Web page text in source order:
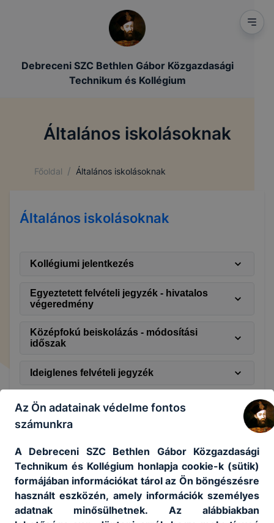
Debreceni SZC Bethlen Gábor Közgazdasági
Technikum és Kollégium
Általános iskolásoknak
Főoldal / Általános iskolásoknak
Általános iskolásoknak
Kollégiumi jelentkezés
Egyeztetett felvételi jegyzék - hivatalos
végeredmény
Középfokú beiskolázás - módosítási
időszak
Ideiglenes felvételi jegyzék
Központi felvételi eljárás - szóbeli felvételi
tájékoztató és a szóbeli beosztás
tájékoztató
Központi felvételi eljárás - írásbeli vizsga
előzetes eredmények
Központi felvételi eljárás - írásbeli vizsga
Az Ön adatainak védelme fontos
számunkra
A Debreceni SZC Bethlen Gábor Közgazdasági
Technikum és Kollégium honlapja cookie-k (sütik)
formájában információkat tárol az Ön böngészésre
használt eszközén, amely információk személyes
adatnak minősülhetnek. Az alábbiakban